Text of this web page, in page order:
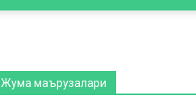
Жума маърузалари